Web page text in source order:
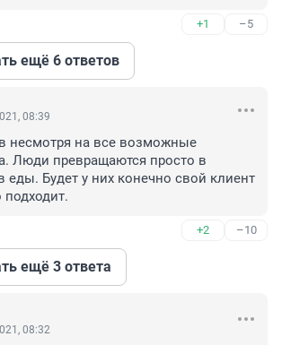
+1 –5
ещё 6 ответов
08:39
несмотря на все возможные
Люди превращаются просто в
еды. Будет у них конечно свой клиент
подходит.
+2 –10
ещё 3 ответа
08:32